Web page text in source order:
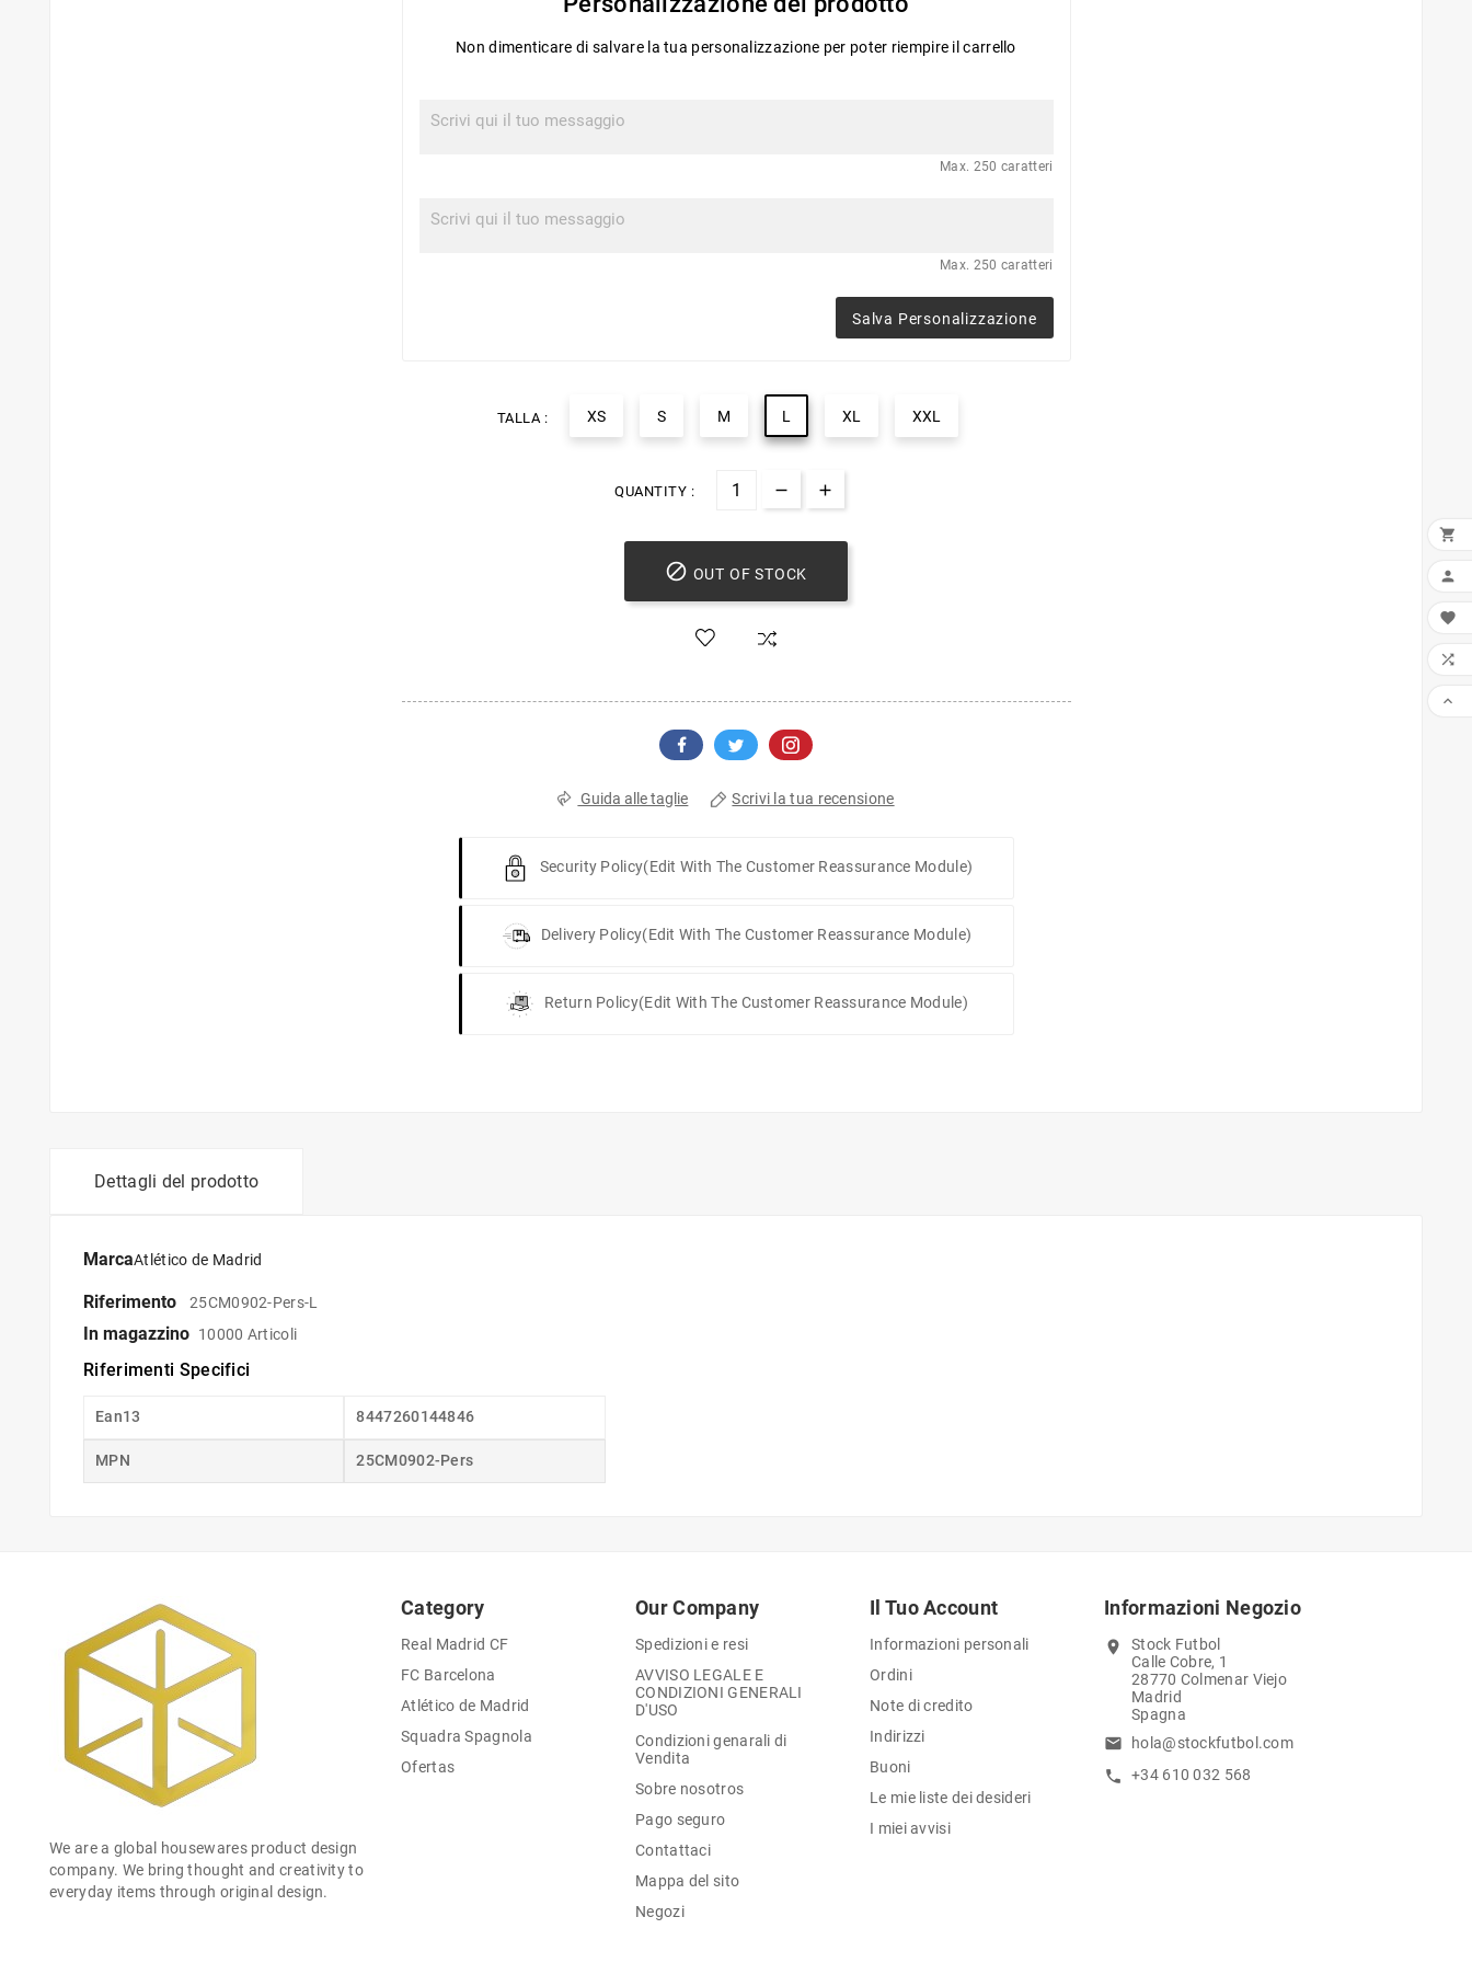
Non dimenticare di salvare la tua personalizzazione per poter riempire il carrello
Max. 250 caratteri
Max. 250 caratteri
Salva Personalizzazione
TALLA : XS S M L XL XXL
QUANTITY :
 OUT OF STOCK
Guida alle taglie Scrivi la tua recensione
Security Policy(edit With The Customer Reassurance Module)
Delivery Policy(edit With The Customer Reassurance Module)
Return Policy(edit With The Customer Reassurance Module)
Dettagli del prodotto
MarcaAtlético de Madrid
Riferimento 25CM0902-Pers-L
In magazzino 10000 Articoli
Riferimenti Specifici
Ean13 8447260144846
MPN 25CM0902-Pers
We are a global housewares product design
company. We bring thought and creativity to
everyday items through original design.
Category
Real Madrid CF
FC Barcelona
Atlético de Madrid
Squadra Spagnola
Ofertas
Our Company
Spedizioni e resi
AVVISO LEGALE E
CONDIZIONI GENERALI
D'USO
Condizioni genarali di
Vendita
Sobre nosotros
Pago seguro
Contattaci
Mappa del sito
Negozi
Il Tuo Account
Informazioni personali
Ordini
Note di credito
Indirizzi
Buoni
Le mie liste dei desideri
I miei avvisi
Informazioni Negozio
location_on
Stock Futbol
Calle Cobre, 1
28770 Colmenar Viejo
Madrid
Spagna
email hola@stockfutbol.com
call +34 610 032 568




